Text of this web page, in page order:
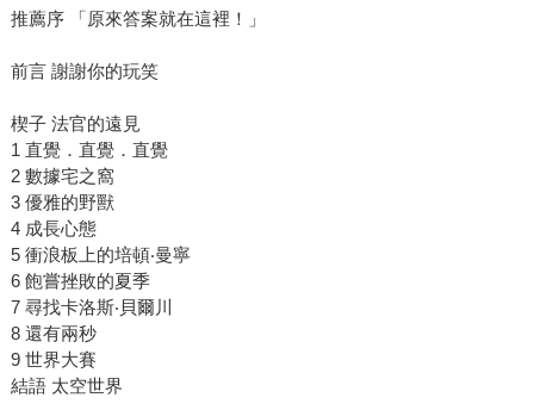
就會被暫時忽略；但當事情被揭開之後，人們才會重新回頭
故事，而更像是在提醒所有熱愛棒球的人：數據與科技本身
具，才真正決定了故事最後會走到哪裡。 5. 《聰明看棒
球》：理解現代棒球的一把鑰匙 《聰明看棒球》是我第一
本接到出版社推薦邀請的書，讓我印象非常深刻，也算是人
生的一個里程碑，居然有一天可以成為推薦人。作者Keith
Law用相當直接、甚至有點激進的語氣，重新檢視許多長期存
在於棒球世界裡的觀念，例如打擊率、勝投或打點這些傳統
數據，其實往往無法完整評價球員的表現。 書中有解釋，
為什麼現代棒球會逐漸轉向更進階的數據指標，例如上壘率
（OBP）或勝場貢獻值（WAR），因為這些指標能更準確地
描述球員對球隊勝利的實際影響。 老實說，我個人其實不
推薦序 「原來答案就在這裡！」
前言 謝謝你的玩笑
楔子 法官的遠見
1 直覺．直覺．直覺
2 數據宅之窩
3 優雅的野獸
4 成長心態
5 衝浪板上的培頓‧曼寧
6 飽嘗挫敗的夏季
7 尋找卡洛斯‧貝爾川
8 還有兩秒
9 世界大賽
結語 太空世界